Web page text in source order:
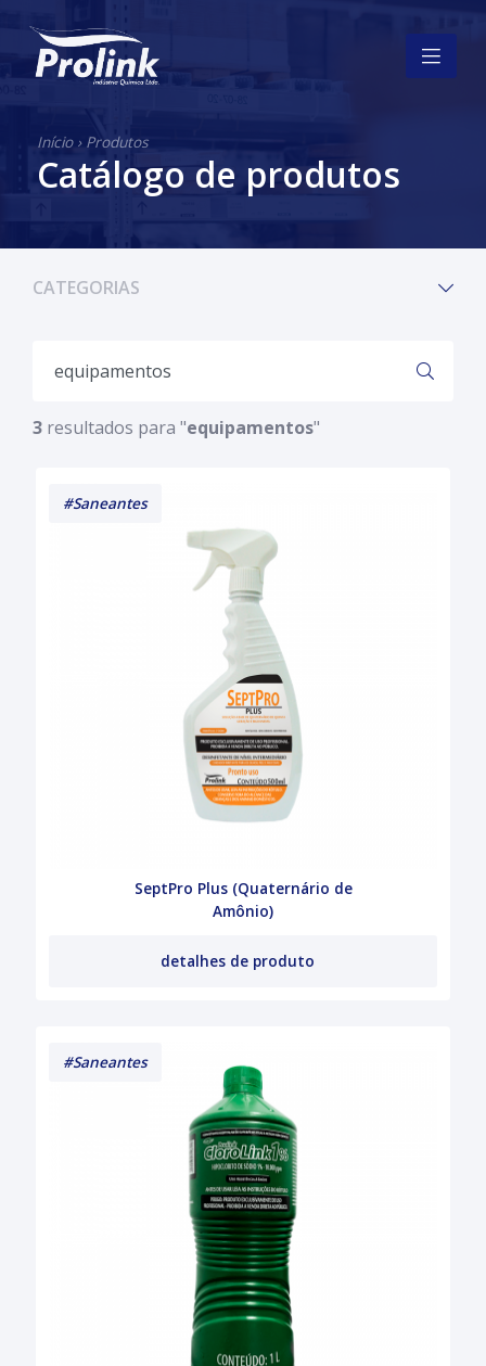
Início› Produtos
Catálogo de produtos
CATEGORIAS
3 resultados para "equipamentos"
SeptPro Plus (Quaternário de
Amônio)
detalhes de produto
#Saneantes
#Saneantes